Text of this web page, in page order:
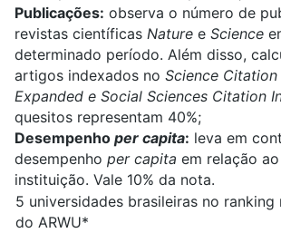
Publicações: observa o número de
revistas científicas Nature e Science
determinado período. Além disso,
artigos indexados no Science Citation
Expanded e Social Sciences Citation
quesitos representam 40%;
Desempenho per capita: leva em
desempenho per capita em relação
instituição. Vale 10% da nota.
5 universidades brasileiras no ranking
do ARWU*